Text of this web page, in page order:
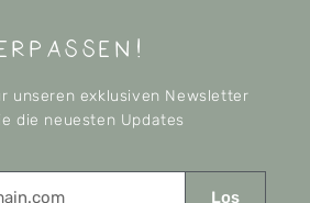
unseren exklusiven Newsletter
die neuesten Updates
Los